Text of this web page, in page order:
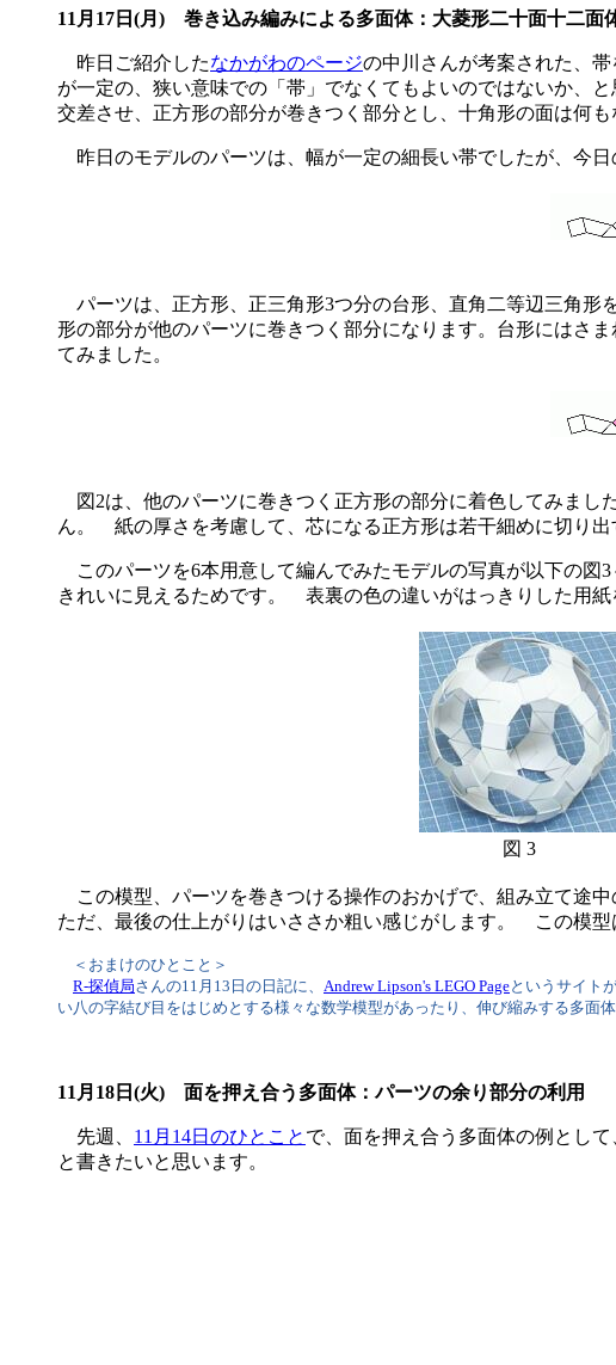
11月17日(月) 巻き込み編みによる多面体：大菱形二十面十二面
昨日ご紹介したなかがわのページの中川さんが考案された、
が一定の、狭い意味での「帯」でなくてもよいのではないか、
交差させ、正方形の部分が巻きつく部分とし、十角形の面は何
昨日のモデルのパーツは、幅が一定の細長い帯でしたが、今日
パーツは、正方形、正三角形3つ分の台形、直角二等辺三角形
形の部分が他のパーツに巻きつく部分になります。台形にはさ
てみました。
図2は、他のパーツに巻きつく正方形の部分に着色してみまし
ん。 紙の厚さを考慮して、芯になる正方形は若干細めに切り出
このパーツを6本用意して編んでみたモデルの写真が以下の図
きれいに見えるためです。 表裏の色の違いがはっきりした用
図 3
この模型、パーツを巻きつける操作のおかげで、組み立て途
ただ、最後の仕上がりはいささか粗い感じがします。 この模
＜おまけのひとこと＞
R-探偵局さんの11月13日の日記に、 Andrew Lipson's LEGO Pageというサイト
い八の字結び目をはじめとする様々な数学模型があったり、伸び縮みする多面
11月18日(火) 面を押え合う多面体：パーツの余り部分の利用
先週、 11月14日のひとこと で、面を押え合う多面体の例とし
と書きたいと思います。